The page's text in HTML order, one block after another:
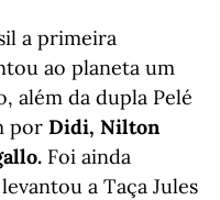
a primeira
ao planeta um
além da dupla Pelé
por Didi, Nilton
Foi ainda
a Taça Jules